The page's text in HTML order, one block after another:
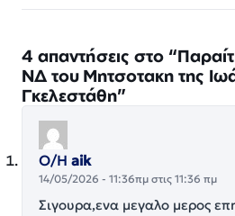
4 απαντήσεις στο
ΝΔ του Μητσοτακη της
Γκελεστάθη”
Ο/Η aik
14/05/2026 - 11:36πμ στις 11:36 πμ
Σιγουρα,ενα μεγαλο μερος